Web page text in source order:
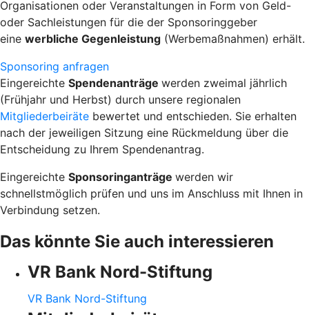
Organisationen oder Veranstaltungen in Form von Geld-
oder Sachleistungen für die der Sponsoringgeber
eine werbliche Gegenleistung (Werbemaßnahmen) erhält.
Sponsoring anfragen
Eingereichte Spendenanträge werden zweimal jährlich
(Frühjahr und Herbst) durch unsere regionalen
Mitgliederbeiräte bewertet und entschieden. Sie erhalten
nach der jeweiligen Sitzung eine Rückmeldung über die
Entscheidung zu Ihrem Spendenantrag.
Eingereichte Sponsoringanträge werden wir
schnellstmöglich prüfen und uns im Anschluss mit Ihnen in
Verbindung setzen.
Das könnte Sie auch interessieren
VR Bank Nord-Stiftung
VR Bank Nord-Stiftung